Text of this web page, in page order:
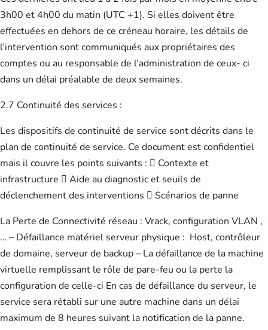
3h00 et 4h00 du matin (UTC +1). Si elles doivent être
effectuées en dehors de ce créneau horaire, les détails de
l’intervention sont communiqués aux propriétaires des
comptes ou au responsable de l’administration de ceux- ci
dans un délai préalable de deux semaines.
2.7 Continuité des services :
Les dispositifs de continuité de service sont décrits dans le
plan de continuité de service. Ce document est confidentiel
mais il couvre les points suivants :  Contexte et
infrastructure  Aide au diagnostic et seuils de
déclenchement des interventions  Scénarios de panne
La Perte de Connectivité réseau : Vrack, configuration VLAN ,
… – Défaillance matériel serveur physique : Host, contrôleur
de domaine, serveur de backup – La défaillance de la machine
virtuelle remplissant le rôle de pare-feu ou la perte la
configuration de celle-ci En cas de défaillance du serveur, le
service sera rétabli sur une autre machine dans un délai
maximum de 8 heures suivant la notification de la panne.